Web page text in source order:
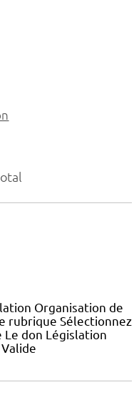
Organisation de
rubrique Sélectionnez
Le don Législation